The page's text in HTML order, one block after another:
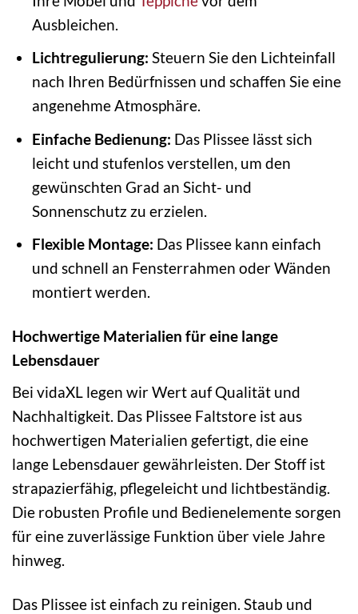
Ausbleichen.
Lichtregulierung: Steuern Sie den Lichteinfall
nach Ihren Bedürfnissen und schaffen Sie eine
angenehme Atmosphäre.
Einfache Bedienung: Das Plissee lässt sich
leicht und stufenlos verstellen, um den
gewünschten Grad an Sicht- und
Sonnenschutz zu erzielen.
Flexible Montage: Das Plissee kann einfach
und schnell an Fensterrahmen oder Wänden
montiert werden.
Hochwertige Materialien für eine lange
Lebensdauer
Bei vidaXL legen wir Wert auf Qualität und
Nachhaltigkeit. Das Plissee Faltstore ist aus
hochwertigen Materialien gefertigt, die eine
lange Lebensdauer gewährleisten. Der Stoff ist
strapazierfähig, pflegeleicht und lichtbeständig.
Die robusten Profile und Bedienelemente sorgen
für eine zuverlässige Funktion über viele Jahre
hinweg.
Das Plissee ist einfach zu reinigen. Staub und